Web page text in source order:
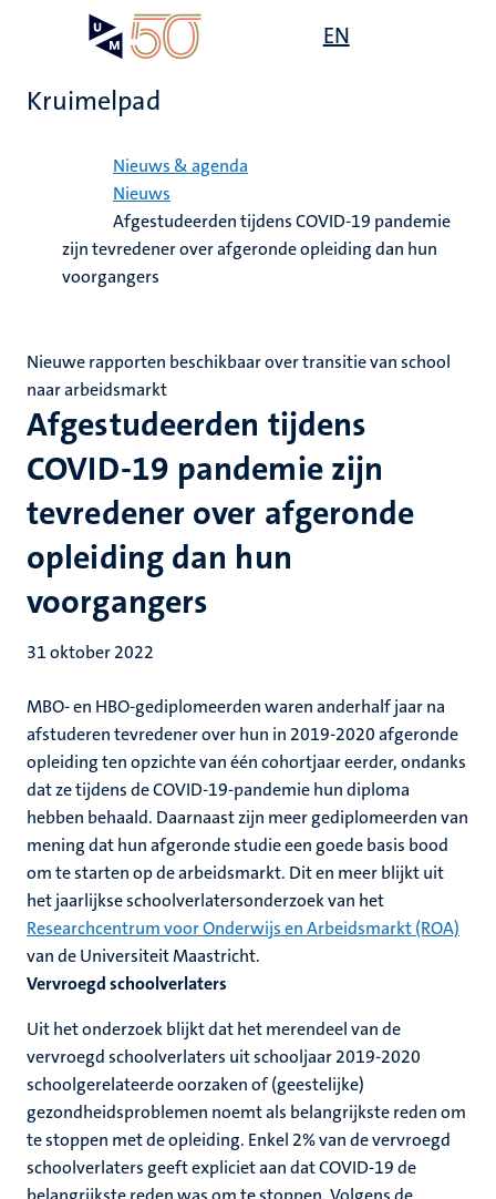
EN
Kruimelpad
Nieuws & agenda
Nieuws
Afgestudeerden tijdens COVID-19 pandemie
zijn tevredener over afgeronde opleiding dan hun
voorgangers
Afgestudeerden tijdens
COVID-19 pandemie zijn
tevredener over afgeronde
opleiding dan hun
voorgangers
Nieuwe rapporten beschikbaar over transitie van school
naar arbeidsmarkt
31 oktober 2022
MBO- en HBO-gediplomeerden waren anderhalf jaar na
afstuderen tevredener over hun in 2019-2020 afgeronde
opleiding ten opzichte van één cohortjaar eerder, ondanks
dat ze tijdens de COVID-19-pandemie hun diploma
hebben behaald. Daarnaast zijn meer gediplomeerden van
mening dat hun afgeronde studie een goede basis bood
om te starten op de arbeidsmarkt. Dit en meer blijkt uit
het jaarlijkse schoolverlatersonderzoek van het
Researchcentrum voor Onderwijs en Arbeidsmarkt (ROA)
van de Universiteit Maastricht.
Vervroegd schoolverlaters
Uit het onderzoek blijkt dat het merendeel van de
vervroegd schoolverlaters uit schooljaar 2019-2020
schoolgerelateerde oorzaken of (geestelijke)
gezondheidsproblemen noemt als belangrijkste reden om
te stoppen met de opleiding. Enkel 2% van de vervroegd
schoolverlaters geeft expliciet aan dat COVID-19 de